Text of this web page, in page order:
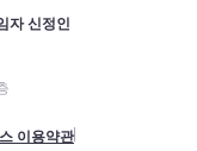
자 신정인
이용약관